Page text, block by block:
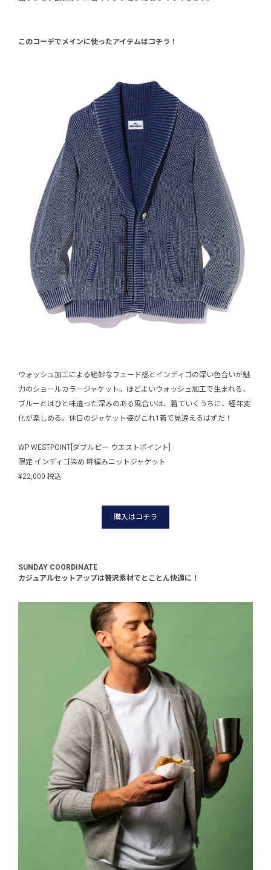
このコーデでメインに使ったアイテムはコチラ！
ウォッシュ加工による絶妙なフェード感とインディゴの深い色合いが魅
力のショールカラージャケット。ほどよいウォッシュ加工で生まれる、
ブルーとはひと味違った深みのある風合いは、着ていくうちに、経年変
化が楽しめる。休日のジャケット姿がこれ1着で見違えるはずだ！
WP WESTPOINT[ダブルピー ウエストポイント]
限定 インディゴ染め 畔編みニットジャケット
¥22,000 税込
購入はコチラ
SUNDAY COORDINATE
カジュアルセットアップは贅沢素材でとことん快適に！